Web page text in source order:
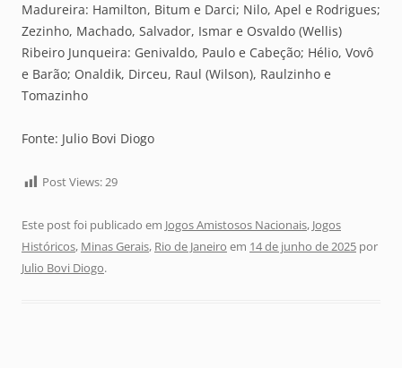
Madureira: Hamilton, Bitum e Darci; Nilo, Apel e Rodrigues;
Zezinho, Machado, Salvador, Ismar e Osvaldo (Wellis)
Ribeiro Junqueira: Genivaldo, Paulo e Cabeção; Hélio, Vovô
e Barão; Onaldik, Dirceu, Raul (Wilson), Raulzinho e
Tomazinho
Fonte: Julio Bovi Diogo
Post Views:29
Este post foi publicado em Jogos Amistosos Nacionais, Jogos
Históricos, Minas Gerais, Rio de Janeiro em 14 de junho de 2025 por
Julio Bovi Diogo.